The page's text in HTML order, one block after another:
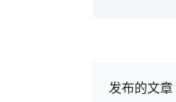
发布的文章